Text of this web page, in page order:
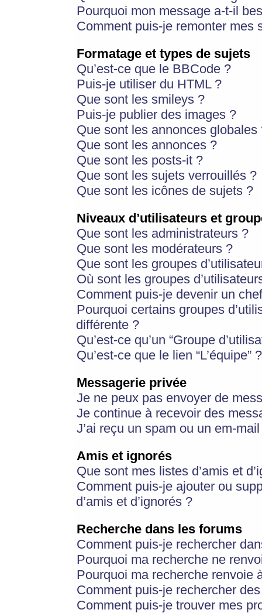
Pourquoi mon message a-t-il
Comment puis-je remonter mes
Formatage et types de sujets
Qu’est-ce que le BBCode ?
Puis-je utiliser du HTML ?
Que sont les smileys ?
Puis-je publier des images ?
Que sont les annonces globales
Que sont les annonces ?
Que sont les posts-it ?
Que sont les sujets verrouillés ?
Que sont les icônes de sujets ?
Niveaux d’utilisateurs et
Que sont les administrateurs ?
Que sont les modérateurs ?
Que sont les groupes
Où sont les groupes
Comment puis-je devenir un
Pourquoi certains groupes
différente ?
Qu’est-ce qu’un “Groupe
Qu’est-ce que le lien “L’équipe” ?
Messagerie privée
Je ne peux pas envoyer de
Je continue à recevoir des
J’ai reçu un spam ou un em-
Amis et ignorés
Que sont mes listes d’amis et
Comment puis-je ajouter ou
d’amis et d’ignorés ?
Recherche dans les forums
Comment puis-je rechercher
Pourquoi ma recherche ne
Pourquoi ma recherche renvoie
Comment puis-je rechercher
Comment puis-je trouver mes